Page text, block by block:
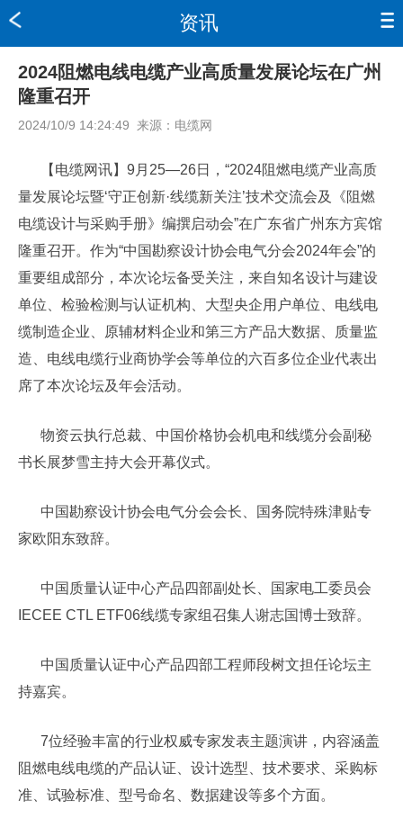
资讯
2024阻燃电线电缆产业高质量发展论坛在广州
隆重召开
2024/10/9 14:24:49 来源： 电缆网
【电缆网讯】9月25—26日，“2024阻燃电缆产业高质
量发展论坛暨‘守正创新·线缆新关注’技术交流会及《阻燃
电缆设计与采购手册》编撰启动会”在广东省广州东方宾馆
隆重召开。作为“中国勘察设计协会电气分会2024年会”的
重要组成部分，本次论坛备受关注，来自知名设计与建设
单位、检验检测与认证机构、大型央企用户单位、电线电
缆制造企业、原辅材料企业和第三方产品大数据、质量监
造、电线电缆行业商协学会等单位的六百多位企业代表出
席了本次论坛及年会活动。
物资云执行总裁、中国价格协会机电和线缆分会副秘
书长展梦雪主持大会开幕仪式。
中国勘察设计协会电气分会会长、国务院特殊津贴专
家欧阳东致辞。
中国质量认证中心产品四部副处长、国家电工委员会
IECEE CTL ETF06线缆专家组召集人谢志国博士致辞。
中国质量认证中心产品四部工程师段树文担任论坛主
持嘉宾。
7位经验丰富的行业权威专家发表主题演讲，内容涵盖
阻燃电线电缆的产品认证、设计选型、技术要求、采购标
准、试验标准、型号命名、数据建设等多个方面。